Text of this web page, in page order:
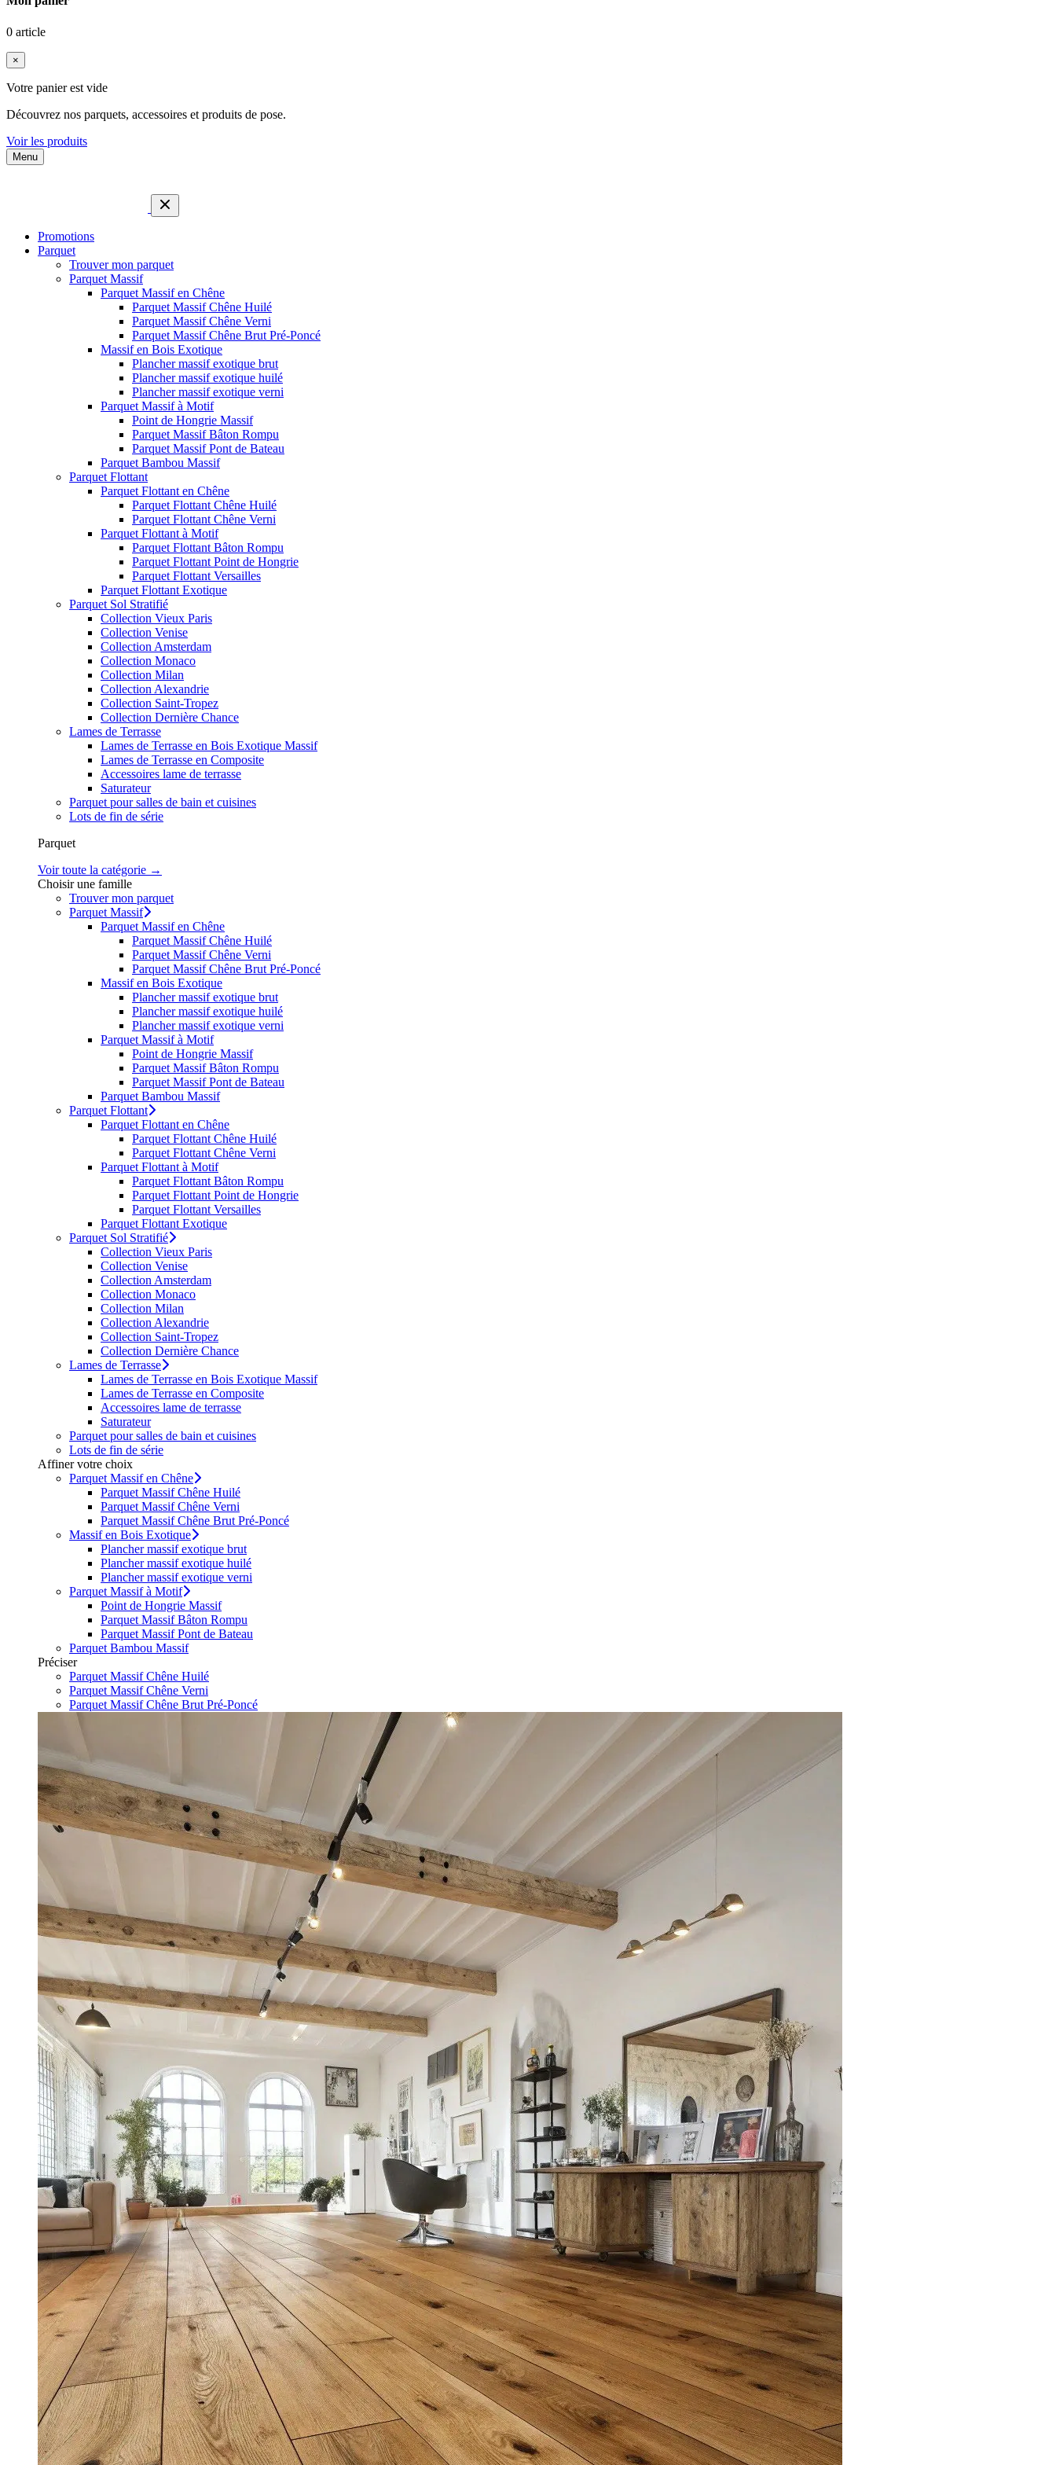
0 article
×
Votre panier est vide
Découvrez nos parquets, accessoires et produits de pose.
Voir les produits
Menu
Promotions
Parquet
Trouver mon parquet
Parquet Massif
Parquet Massif en Chêne
Parquet Massif Chêne Huilé
Parquet Massif Chêne Verni
Parquet Massif Chêne Brut Pré-Poncé
Massif en Bois Exotique
Plancher massif exotique brut
Plancher massif exotique huilé
Plancher massif exotique verni
Parquet Massif à Motif
Point de Hongrie Massif
Parquet Massif Bâton Rompu
Parquet Massif Pont de Bateau
Parquet Bambou Massif
Parquet Flottant
Parquet Flottant en Chêne
Parquet Flottant Chêne Huilé
Parquet Flottant Chêne Verni
Parquet Flottant à Motif
Parquet Flottant Bâton Rompu
Parquet Flottant Point de Hongrie
Parquet Flottant Versailles
Parquet Flottant Exotique
Parquet Sol Stratifié
Collection Vieux Paris
Collection Venise
Collection Amsterdam
Collection Monaco
Collection Milan
Collection Alexandrie
Collection Saint-Tropez
Collection Dernière Chance
Lames de Terrasse
Lames de Terrasse en Bois Exotique Massif
Lames de Terrasse en Composite
Accessoires lame de terrasse
Saturateur
Parquet pour salles de bain et cuisines
Lots de fin de série
Parquet
Voir toute la catégorie →
Choisir une famille
Trouver mon parquet
Parquet Massif
Parquet Massif en Chêne
Parquet Massif Chêne Huilé
Parquet Massif Chêne Verni
Parquet Massif Chêne Brut Pré-Poncé
Massif en Bois Exotique
Plancher massif exotique brut
Plancher massif exotique huilé
Plancher massif exotique verni
Parquet Massif à Motif
Point de Hongrie Massif
Parquet Massif Bâton Rompu
Parquet Massif Pont de Bateau
Parquet Bambou Massif
Parquet Flottant
Parquet Flottant en Chêne
Parquet Flottant Chêne Huilé
Parquet Flottant Chêne Verni
Parquet Flottant à Motif
Parquet Flottant Bâton Rompu
Parquet Flottant Point de Hongrie
Parquet Flottant Versailles
Parquet Flottant Exotique
Parquet Sol Stratifié
Collection Vieux Paris
Collection Venise
Collection Amsterdam
Collection Monaco
Collection Milan
Collection Alexandrie
Collection Saint-Tropez
Collection Dernière Chance
Lames de Terrasse
Lames de Terrasse en Bois Exotique Massif
Lames de Terrasse en Composite
Accessoires lame de terrasse
Saturateur
Parquet pour salles de bain et cuisines
Lots de fin de série
Affiner votre choix
Parquet Massif en Chêne
Parquet Massif Chêne Huilé
Parquet Massif Chêne Verni
Parquet Massif Chêne Brut Pré-Poncé
Massif en Bois Exotique
Plancher massif exotique brut
Plancher massif exotique huilé
Plancher massif exotique verni
Parquet Massif à Motif
Point de Hongrie Massif
Parquet Massif Bâton Rompu
Parquet Massif Pont de Bateau
Parquet Bambou Massif
Préciser
Parquet Massif Chêne Huilé
Parquet Massif Chêne Verni
Parquet Massif Chêne Brut Pré-Poncé